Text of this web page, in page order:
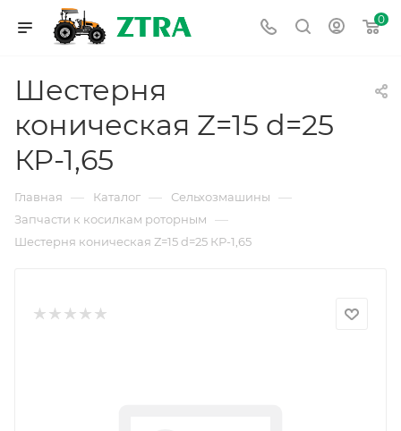
0
Шестерня
коническая Z=15 d=25
КР-1,65
Главная — Каталог — Сельхозмашины —
Запчасти к косилкам роторным —
Шестерня коническая Z=15 d=25 КР-1,65